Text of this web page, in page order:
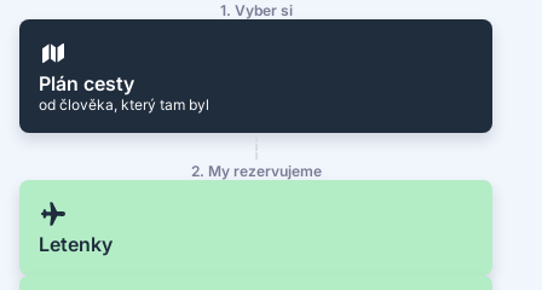
1. Vyber si
Plán cesty
od člověka, který tam byl
2. My rezervujeme
Letenky